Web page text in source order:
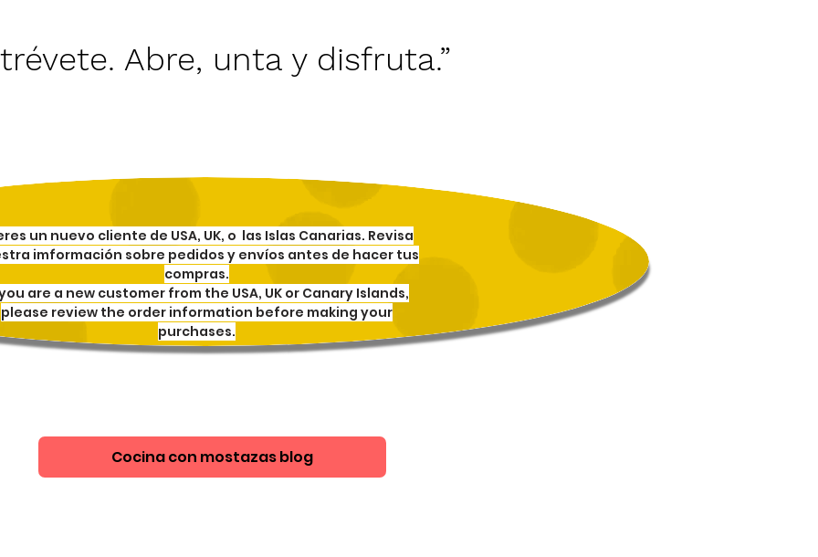
Abre, unta y disfruta.”
un nuevo cliente de USA, UK, o las Islas Canarias. Revisa
imformación sobre pedidos y envíos antes de hacer tus
compras.
are a new customer from the USA, UK or Canary Islands,
please review the order information before making your
purchases.
Cocina con mostazas blog